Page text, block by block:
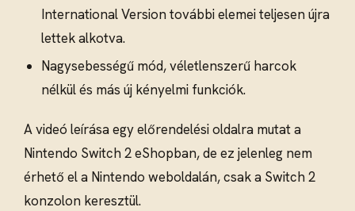
International Version további elemei teljesen újra
lettek alkotva.
Nagysebességű mód, véletlenszerű harcok
nélkül és más új kényelmi funkciók.
A videó leírása egy előrendelési oldalra mutat a
Nintendo Switch 2 eShopban, de ez jelenleg nem
érhető el a Nintendo weboldalán, csak a Switch 2
konzolon keresztül.